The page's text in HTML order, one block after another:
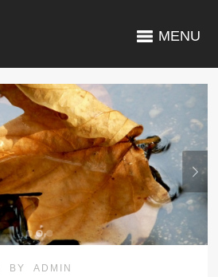
MENU
BY ADMIN